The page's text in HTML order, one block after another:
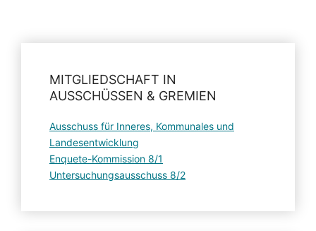
MITGLIEDSCHAFT IN
AUSSCHÜSSEN & GREMIEN
Ausschuss für Inneres, Kommunales und
Landesentwicklung
Enquete-Kommission 8/1
Untersuchungsausschuss 8/2